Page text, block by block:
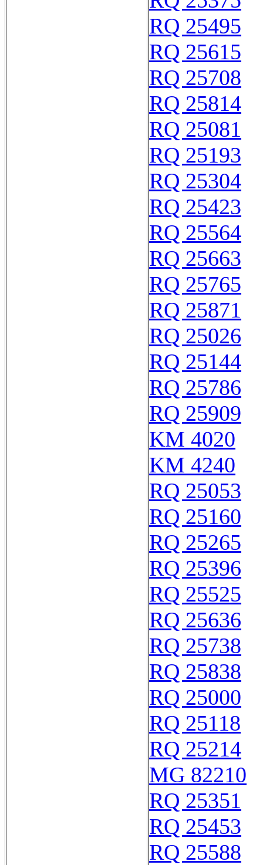
RQ 25495
RQ 25615
RQ 25708
RQ 25814
RQ 25081
RQ 25193
RQ 25304
RQ 25423
RQ 25564
RQ 25663
RQ 25765
RQ 25871
RQ 25026
RQ 25144
RQ 25786
RQ 25909
KM 4020
KM 4240
RQ 25053
RQ 25160
RQ 25265
RQ 25396
RQ 25525
RQ 25636
RQ 25738
RQ 25838
RQ 25000
RQ 25118
RQ 25214
MG 82210
RQ 25351
RQ 25453
RQ 25588